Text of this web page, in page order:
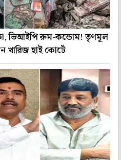
ভিআইপি রুম-কন্ডোম! তৃণমূল
খারিজ হাই কোর্টে